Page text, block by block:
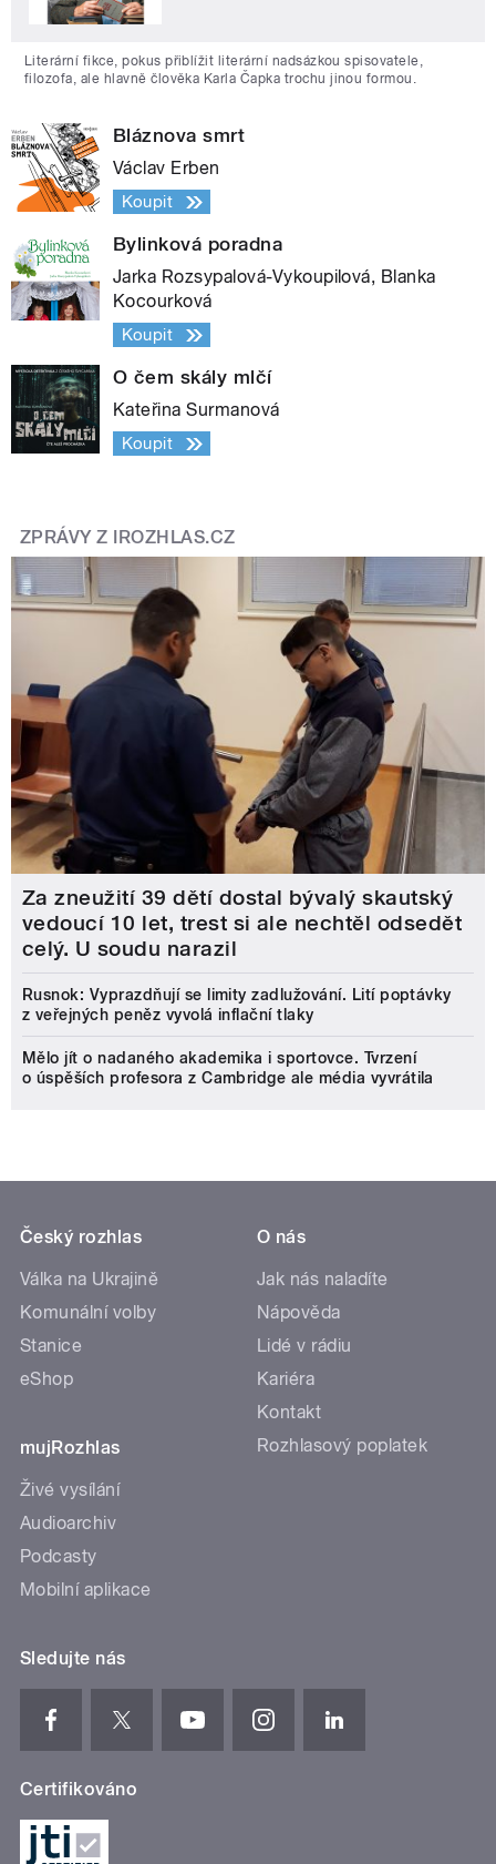
Literární fikce, pokus přiblížit literární nadsázkou spisovatele,
filozofa, ale hlavně člověka Karla Čapka trochu jinou formou.
Bláznova smrt
Václav Erben
Koupit
Bylinková poradna
Jarka Rozsypalová-Vykoupilová, Blanka
Kocourková
Koupit
O čem skály mlčí
Kateřina Surmanová
Koupit
ZPRÁVY Z IROZHLAS.CZ
Za zneužití 39 dětí dostal bývalý skautský
vedoucí 10 let, trest si ale nechtěl odsedět
celý. U soudu narazil
Rusnok: Vyprazdňují se limity zadlužování. Lití poptávky
z veřejných peněz vyvolá inflační tlaky
Mělo jít o nadaného akademika i sportovce. Tvrzení
o úspěších profesora z Cambridge ale média vyvrátila
Český rozhlas
Válka na Ukrajině
Komunální volby
Stanice
eShop
mujRozhlas
Živé vysílání
Audioarchiv
Podcasty
Mobilní aplikace
O nás
Jak nás naladíte
Nápověda
Lidé v rádiu
Kariéra
Kontakt
Rozhlasový poplatek
Sledujte nás
Certifikováno